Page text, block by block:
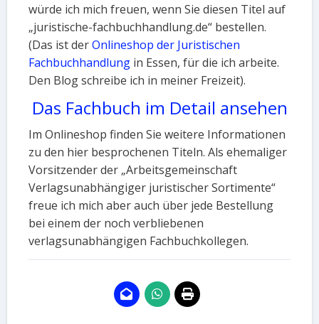
würde ich mich freuen, wenn Sie diesen Titel auf
„juristische-fachbuchhandlung.de“ bestellen.
(Das ist derOnlineshop der Juristischen
Fachbuchhandlungin Essen, für die ich arbeite.
Den Blog schreibe ich in meiner Freizeit).
Das Fachbuch im Detail ansehen
Im Onlineshop finden Sie weitere Informationen
zu den hier besprochenen Titeln. Als ehemaliger
Vorsitzender der „Arbeitsgemeinschaft
Verlagsunabhängiger juristischer Sortimente“
freue ich mich aber auch über jede Bestellung
bei einem der noch verbliebenen
verlagsunabhängigen Fachbuchkollegen.